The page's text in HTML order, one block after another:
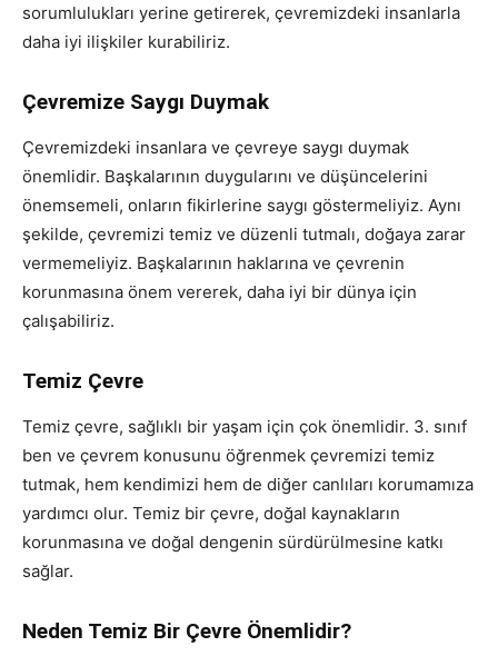
sorumlulukları yerine getirerek, çevremizdeki insanlarla
daha iyi ilişkiler kurabiliriz.
Çevremize Saygı Duymak
Çevremizdeki insanlara ve çevreye saygı duymak
önemlidir. Başkalarının duygularını ve düşüncelerini
önemsemeli, onların fikirlerine saygı göstermeliyiz. Aynı
şekilde, çevremizi temiz ve düzenli tutmalı, doğaya zarar
vermemeliyiz. Başkalarının haklarına ve çevrenin
korunmasına önem vererek, daha iyi bir dünya için
çalışabiliriz.
Temiz Çevre
Temiz çevre, sağlıklı bir yaşam için çok önemlidir. 3. sınıf
ben ve çevrem konusunu öğrenmek çevremizi temiz
tutmak, hem kendimizi hem de diğer canlıları korumamıza
yardımcı olur. Temiz bir çevre, doğal kaynakların
korunmasına ve doğal dengenin sürdürülmesine katkı
sağlar.
Neden Temiz Bir Çevre Önemlidir?